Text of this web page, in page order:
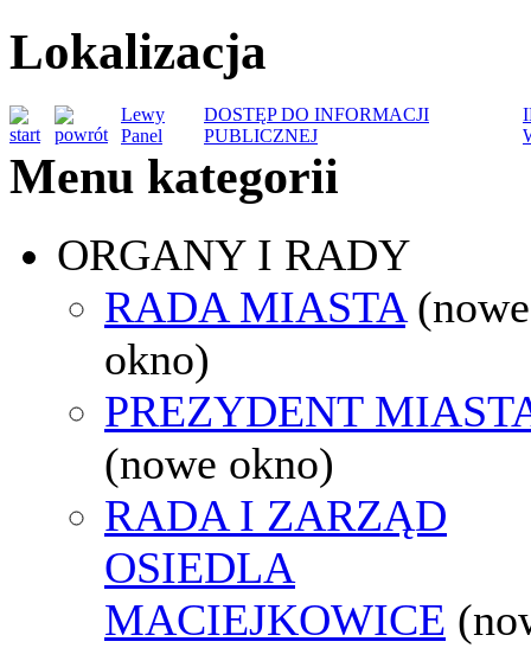
Lokalizacja
Lewy
Panel
DOSTĘP DO INFORMACJI
PUBLICZNEJ
Menu kategorii
ORGANY I RADY
RADA MIASTA (nowe
okno)
PREZYDENT
(nowe okno)
RADA I ZARZĄD
OSIEDLA
MACIEJKOWICE